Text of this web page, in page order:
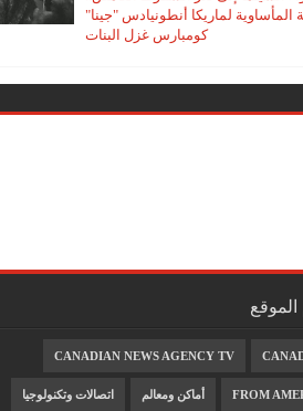
المأساوية لماريكا أنطونيادس "جينا"
كومبارس غزل البنات
الموقع
CANADIAN NEWS AGENCY TV
FROM أماكن ومعالم اتصالات وتكنولوجيا